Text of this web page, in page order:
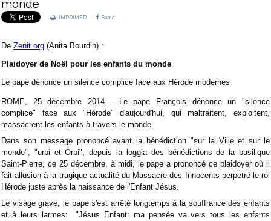
monde
IMPRIMER Share
De Zenit.org (Anita Bourdin) :
Plaidoyer de Noël pour les enfants du monde
Le pape dénonce un silence complice face aux Hérode modernes
ROME, 25 décembre 2014 - Le pape François dénonce un "silence
complice" face aux "Hérode" d'aujourd'hui, qui maltraitent, exploitent,
massacrent les enfants à travers le monde.
Dans son message prononcé avant la bénédiction "sur la Ville et sur le
monde", "urbi et Orbi", depuis la loggia des bénédictions de la basilique
Saint-Pierre, ce 25 décembre, à midi, le pape a prononcé ce plaidoyer où il
fait allusion à la tragique actualité du Massacre des Innocents perpétré le roi
Hérode juste après la naissance de l'Enfant Jésus.
Le visage grave, le pape s'est arrêté longtemps à la souffrance des enfants
et à leurs larmes: "Jésus Enfant: ma pensée va vers tous les enfants